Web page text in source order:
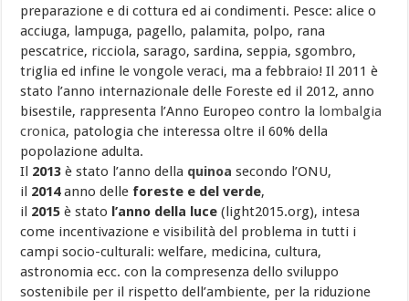
preparazione e di cottura ed ai condimenti. Pesce: alice o
acciuga, lampuga, pagello, palamita, polpo, rana
pescatrice, ricciola, sarago, sardina, seppia, sgombro,
triglia ed infine le vongole veraci, ma a febbraio! Il 2011 è
stato l’anno internazionale delle Foreste ed il 2012, anno
bisestile, rappresenta l’Anno Europeo contro la lombalgia
cronica, patologia che interessa oltre il 60% della
popolazione adulta.
Il 2013 è stato l’anno della quinoa secondo l’ONU,
il 2014anno delle foreste e del verde,
il 2015 è stato l’anno della luce (light2015.org), intesa
come incentivazione e visibilità del problema in tutti i
campi socio-culturali: welfare, medicina, cultura,
astronomia ecc. con la compresenza dello sviluppo
sostenibile per il rispetto dell’ambiente, per la riduzione